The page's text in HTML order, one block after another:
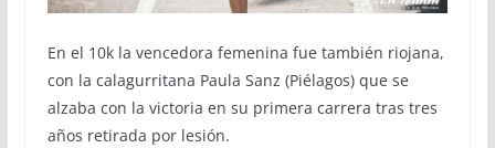
En el 10k la vencedora femenina fue también riojana,
con la calagurritana Paula Sanz (Piélagos) que se
alzaba con la victoria en su primera carrera tras tres
años retirada por lesión.